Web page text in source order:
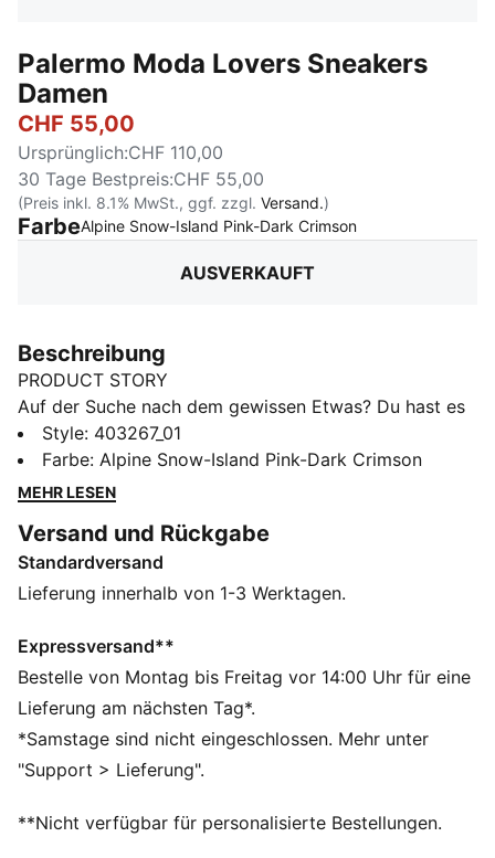
Palermo Moda Lovers Sneakers
Damen
CHF 55,00
Ursprünglich:CHF 110,00
30 Tage Bestpreis:CHF 55,00
(Preis inkl. 8.1% MwSt., ggf. zzgl. Versand.)
FarbeAlpine Snow-Island Pink-Dark Crimson:
AUSVERKAUFT
Beschreibung
PRODUCT STORY
Auf der Suche nach dem gewissen Etwas? Du hast es
gefunden. Der Klassiker Palermo aus den 80er Jahren
ist wieder da und in neuer Version als Palermo Lamoda
besser als je zuvor. Dieser schlichte Sneaker mit
die Wahl: einen sportlich-eleganten Look oder lieber
bequemer Schick. Diese Ausführung verfügt über eine
Basis aus weichem genarbten Leder, einen Formstrip
DETAILS
Reguläre Breite
Obermaterial aus Leder
Hauptmaterial aus weichem, genarbtem Leder
Schnürung
PUMA Branding-Details
Style: 403267_01
Farbe: Alpine Snow-Island Pink-Dark Crimson
MEHR LESEN
Versand und Rückgabe
Standardversand
Lieferung innerhalb von 1-3 Werktagen.
Expressversand**
Bestelle von Montag bis Freitag vor 14:00 Uhr für eine
Lieferung am nächsten Tag*.
*Samstage sind nicht eingeschlossen. Mehr unter
"Support > Lieferung".
**Nicht verfügbar für personalisierte Bestellungen.